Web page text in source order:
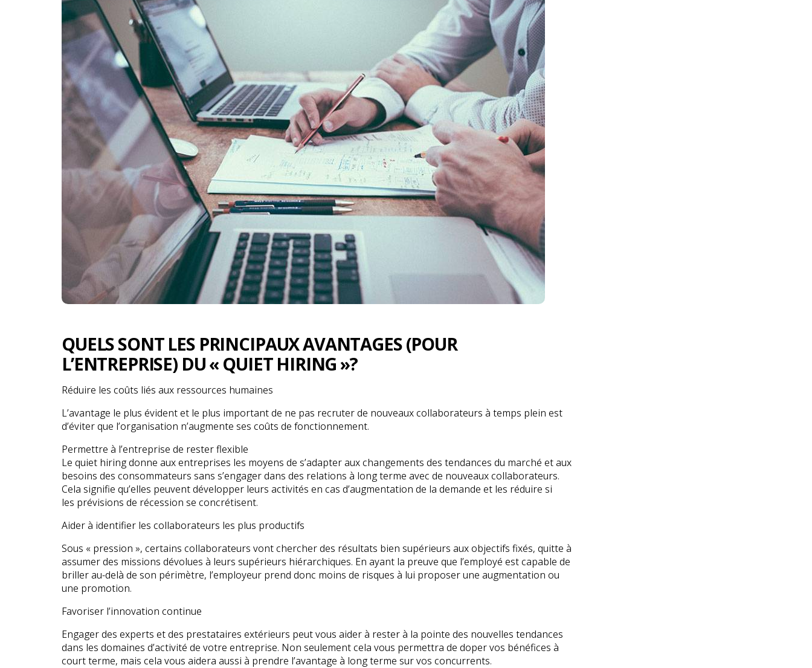
QUELS SONT LES PRINCIPAUX AVANTAGES (POUR
L’ENTREPRISE) DU « QUIET HIRING »?
Réduire les coûts liés aux ressources humaines
L’avantage le plus évident et le plus important de ne pas recruter de nouveaux collaborateurs à temps plein est
d’éviter que l’organisation n’augmente ses coûts de fonctionnement.
Permettre à l’entreprise de rester flexible
Le quiet hiring donne aux entreprises les moyens de s’adapter aux changements des tendances du marché et aux
besoins des consommateurs sans s’engager dans des relations à long terme avec de nouveaux collaborateurs.
Cela signifie qu’elles peuvent développer leurs activités en cas d’augmentation de la demande et les réduire si
les prévisions de récession se concrétisent.
Aider à identifier les collaborateurs les plus productifs
Sous « pression », certains collaborateurs vont chercher des résultats bien supérieurs aux objectifs fixés, quitte à
assumer des missions dévolues à leurs supérieurs hiérarchiques. En ayant la preuve que l’employé est capable de
briller au-delà de son périmètre, l’employeur prend donc moins de risques à lui proposer une augmentation ou
une promotion.
Favoriser l’innovation continue
Engager des experts et des prestataires extérieurs peut vous aider à rester à la pointe des nouvelles tendances
dans les domaines d’activité de votre entreprise. Non seulement cela vous permettra de doper vos bénéfices à
court terme, mais cela vous aidera aussi à prendre l’avantage à long terme sur vos concurrents.